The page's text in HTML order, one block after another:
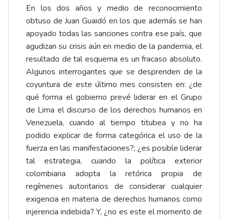
En los dos años y medio de reconocimiento
obtuso de Juan Guaidó en los que además se han
apoyado todas las sanciones contra ese país, que
agudizan su crisis aún en medio de la pandemia, el
resultado de tal esquema es un fracaso absoluto.
Algunos interrogantes que se desprenden de la
coyuntura de este último mes consisten en: ¿de
qué forma el gobierno prevé liderar en el Grupo
de Lima el discurso de los derechos humanos en
Venezuela, cuando al tiempo titubea y no ha
podido explicar de forma categórica el uso de la
fuerza en las manifestaciones?; ¿es posible liderar
tal estrategia, cuando la política exterior
colombiana adopta la retórica propia de
regímenes autoritarios de considerar cualquier
exigencia en materia de derechos humanos como
injerencia indebida? Y, ¿no es este el momento de